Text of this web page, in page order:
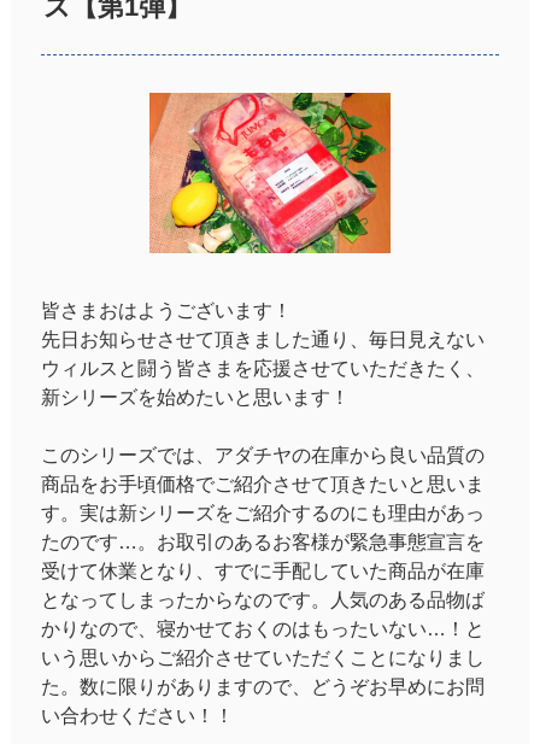
ズ【第1弾】
皆さまおはようございます！
先日お知らせさせて頂きました通り、毎日見えない
ウィルスと闘う皆さまを応援させていただきたく、
新シリーズを始めたいと思います！
このシリーズでは、アダチヤの在庫から良い品質の
商品をお手頃価格でご紹介させて頂きたいと思いま
す。実は新シリーズをご紹介するのにも理由があっ
たのです…。お取引のあるお客様が緊急事態宣言を
受けて休業となり、すでに手配していた商品が在庫
となってしまったからなのです。人気のある品物ば
かりなので、寝かせておくのはもったいない…！と
いう思いからご紹介させていただくことになりまし
た。数に限りがありますので、どうぞお早めにお問
い合わせください！！